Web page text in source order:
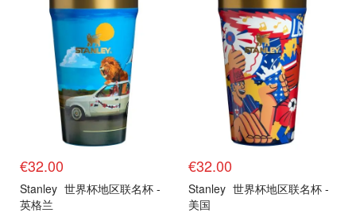
€32.00
Stanley 世界杯地区联名杯 -
英格兰
€32.00
Stanley 世界杯地区联名杯 -
美国